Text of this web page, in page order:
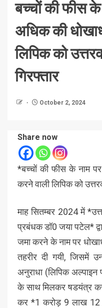
बच्चों की फीस
अधिक की
लिपिक को
गिरफ्तार
October 2, 2024
Share now
*बच्चों की फीस के नाम
करने वाली लिपिक को
माह सितम्बर 2024 में
प्रबंधक डॉ0 जया पटेल*
जमा करने के नाम पर
तहरीर दी गयी, जिसमें
अनुराधा (लिपिक अल्पाइन
के साथ मिलकर षडयंत्र
कर *1 करोड़ 9 लाख 12